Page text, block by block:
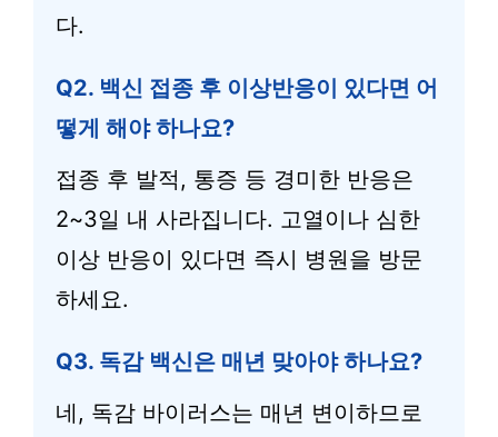
다.
Q2. 백신 접종 후 이상반응이 있다면 어
떻게 해야 하나요?
접종 후 발적, 통증 등 경미한 반응은
2~3일 내 사라집니다. 고열이나 심한
이상 반응이 있다면 즉시 병원을 방문
하세요.
Q3. 독감 백신은 매년 맞아야 하나요?
네, 독감 바이러스는 매년 변이하므로